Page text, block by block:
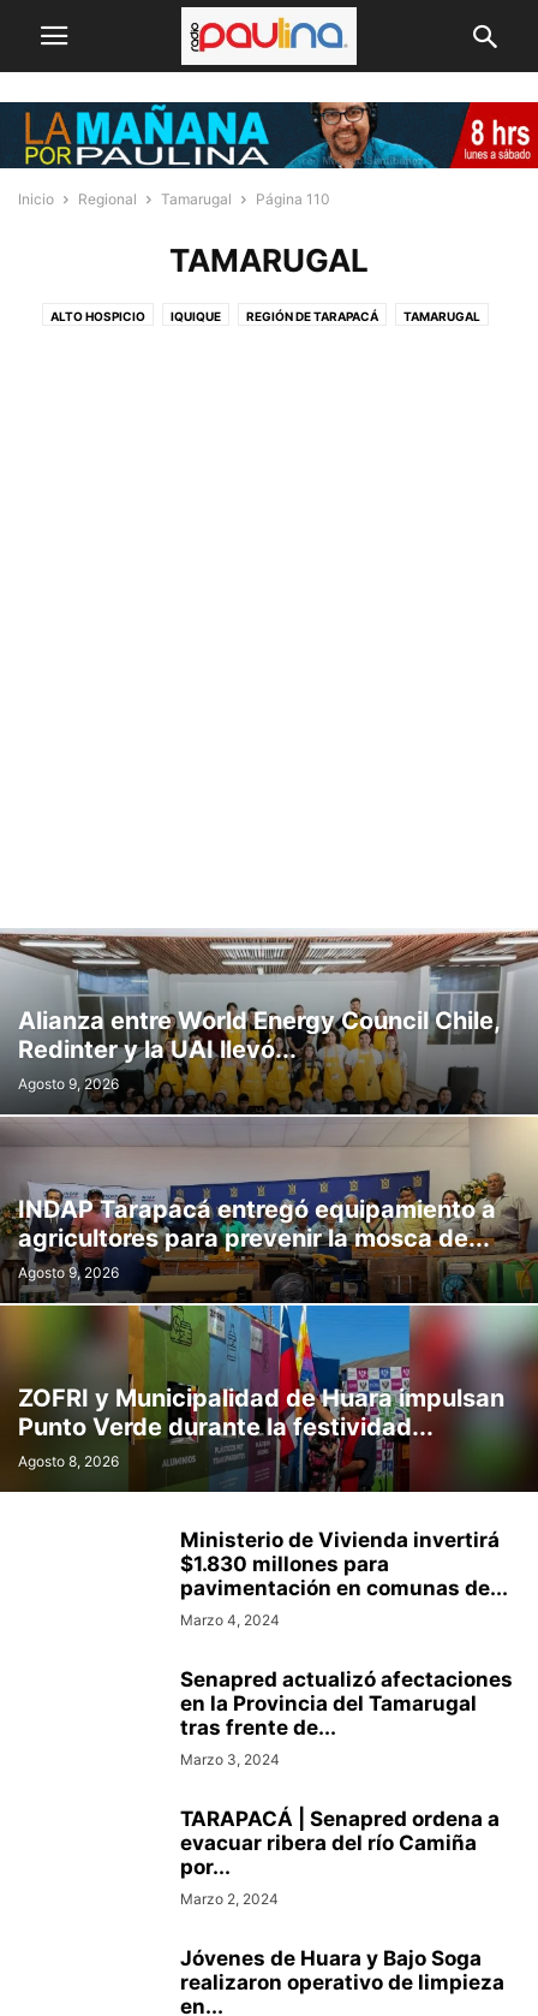
Inicio Regional Tamarugal Página 110
TAMARUGAL
ALTO HOSPICIO IQUIQUE REGIÓN DE TARAPACÁ TAMARUGAL
Alianza entre World Energy Council Chile,
Redinter y la UAI llevó...
Agosto 9, 2026
INDAP Tarapacá entregó equipamiento a
agricultores para prevenir la mosca de...
Agosto 9, 2026
ZOFRI y Municipalidad de Huara impulsan
Punto Verde durante la festividad...
Agosto 8, 2026
Ministerio de Vivienda invertirá
$1.830 millones para
pavimentación en comunas de...
Marzo 4, 2024
Senapred actualizó afectaciones
en la Provincia del Tamarugal
tras frente de...
Marzo 3, 2024
TARAPACÁ | Senapred ordena a
evacuar ribera del río Camiña
por...
Marzo 2, 2024
Jóvenes de Huara y Bajo Soga
realizaron operativo de limpieza
en...